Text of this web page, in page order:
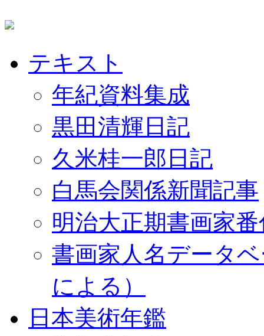
テキスト
年紀資料集成
黒田清輝日記
久米桂一郎日記
白馬会関係新聞記事
明治大正期書画家
書画家人名データ
による）
日本美術年鑑